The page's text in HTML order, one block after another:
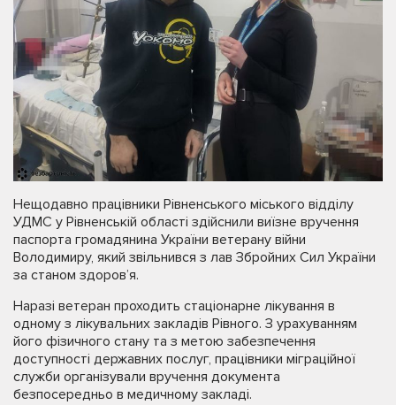
Нещодавно працівники Рівненського міського відділу
УДМС у Рівненській області здійснили виїзне вручення
паспорта громадянина України ветерану війни
Володимиру, який звільнився з лав Збройних Сил України
за станом здоров’я.
Наразі ветеран проходить стаціонарне лікування в
одному з лікувальних закладів Рівного. З урахуванням
його фізичного стану та з метою забезпечення
доступності державних послуг, працівники міграційної
служби організували вручення документа
безпосередньо в медичному закладі.